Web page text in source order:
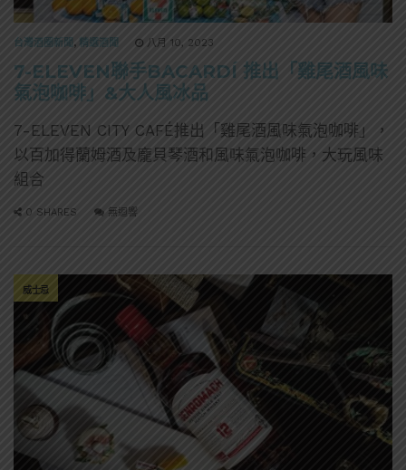
台灣酒圈新聞 , 精選酒聞 八月 10, 2023
7-ELEVEN聯手BACARDÍ 推出「雞尾酒風味
氣泡咖啡」&大人風冰品
7-ELEVEN CITY CAFÉ推出「雞尾酒風味氣泡咖啡」，
以百加得蘭姆酒及龐貝琴酒和風味氣泡咖啡，大玩風味
組合
0 SHARES 無迴響
威士忌